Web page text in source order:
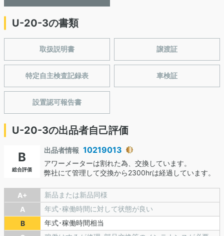
U-20-3の書類
取扱説明書 譲渡証
特定自主検査記録表 車検証
設置認可報告書
U-20-3の出品者自己評価
B
総合評価
出品者情報 10219013
アワーメーターは割れた為、交換しています。
弊社にて管理して交換から2300hrは経過しています。
A+
新品または新品同様
A
年式･稼働時間に対して状態が良い
B
年式･稼働時間相当